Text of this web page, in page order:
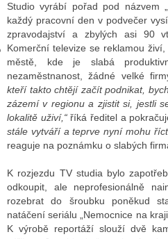
DISKUTÉRA NA RADIOTV
STARŠÍCH DISKUZÍ
Studio vyrábí pořad pod názvem
každý pracovní den v podvečer
zpravodajství a zbylých asi 90
Komerční televize se reklamou
městě, kde je slabá
nezaměstnanost, žádné velké
kteří takto chtějí začít podnikat,
zázemí v regionu a zjistit si, jestli
lokalitě uživí,“říká ředitel a
stále vytváří a teprve nyní mohu
reaguje na poznámku o slabých
K rozjezdu TV studia bylo
odkoupit, ale neprofesionálně
rozebrat do šroubku poněkud
natáčení seriálu „Nemocnice na
K výrobě reportáží slouží dvě